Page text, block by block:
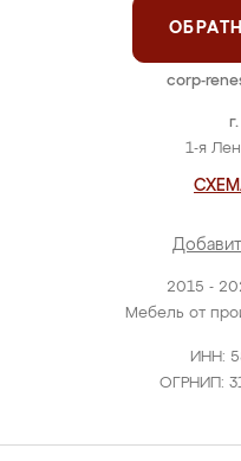
2015 -
Мебель от
ИНН:
ОГРНИП:
1-я
corp-